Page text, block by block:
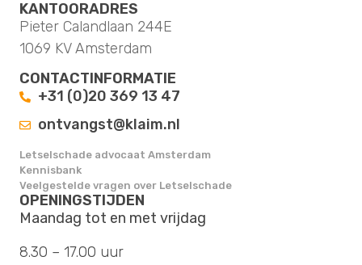
KANTOORADRES
Pieter Calandlaan 244E
1069 KV Amsterdam
CONTACTINFORMATIE
+31 (0)20 369 13 47
ontvangst@klaim.nl
Letselschade advocaat Amsterdam
Kennisbank
Veelgestelde vragen over Letselschade
OPENINGSTIJDEN
Maandag tot en met vrijdag
8.30 – 17.00 uur